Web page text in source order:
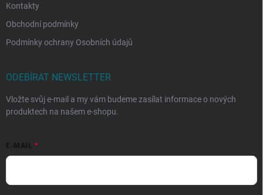
Kontakty
Obchodní podmínky
Podmínky ochrany Osobních údajů
ODEBÍRAT NEWSLETTER
Vložte svůj e-mail a my vám budeme zasílat informace o nových
produktech na našem e-shopu.
E-MAIL